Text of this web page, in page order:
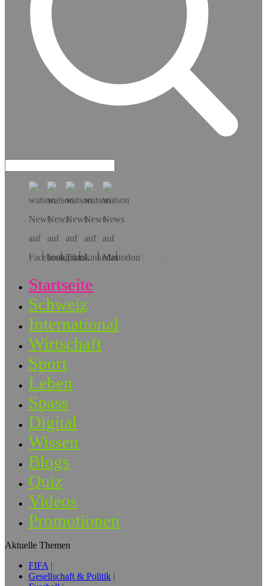
Hol dir die App!
Startseite
Schweiz
International
Wirtschaft
Sport
Leben
Spass
Digital
Wissen
Blogs
Quiz
Videos
Promotionen
Aktuelle Themen
FIFA
Gesellschaft & Politik